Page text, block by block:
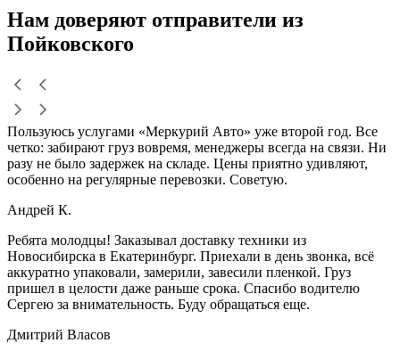
Нам доверяют отправители из
Пойковского
Пользуюсь услугами «Меркурий Авто» уже второй год. Все
четко: забирают груз вовремя, менеджеры всегда на связи. Ни
разу не было задержек на складе. Цены приятно удивляют,
особенно на регулярные перевозки. Советую.
Андрей К.
Ребята молодцы! Заказывал доставку техники из
Новосибирска в Екатеринбург. Приехали в день звонка, всё
аккуратно упаковали, замерили, завесили пленкой. Груз
пришел в целости даже раньше срока. Спасибо водителю
Сергею за внимательность. Буду обращаться еще.
Дмитрий Власов